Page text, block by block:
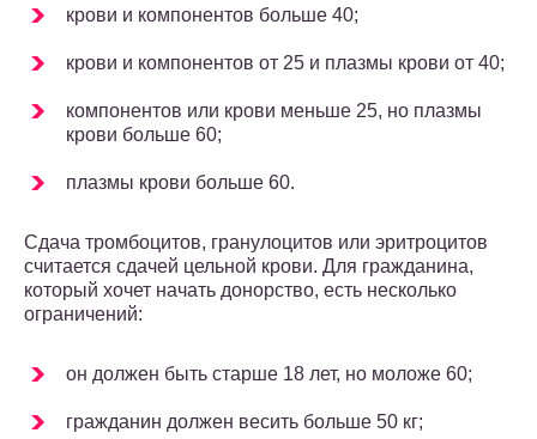
крови и компонентов больше 40;
крови и компонентов от 25 и плазмы крови от 40;
компонентов или крови меньше 25, но плазмы
крови больше 60;
плазмы крови больше 60.
Сдача тромбоцитов, гранулоцитов или эритроцитов
считается сдачей цельной крови. Для гражданина,
который хочет начать донорство, есть несколько
ограничений:
он должен быть старше 18 лет, но моложе 60;
гражданин должен весить больше 50 кг;